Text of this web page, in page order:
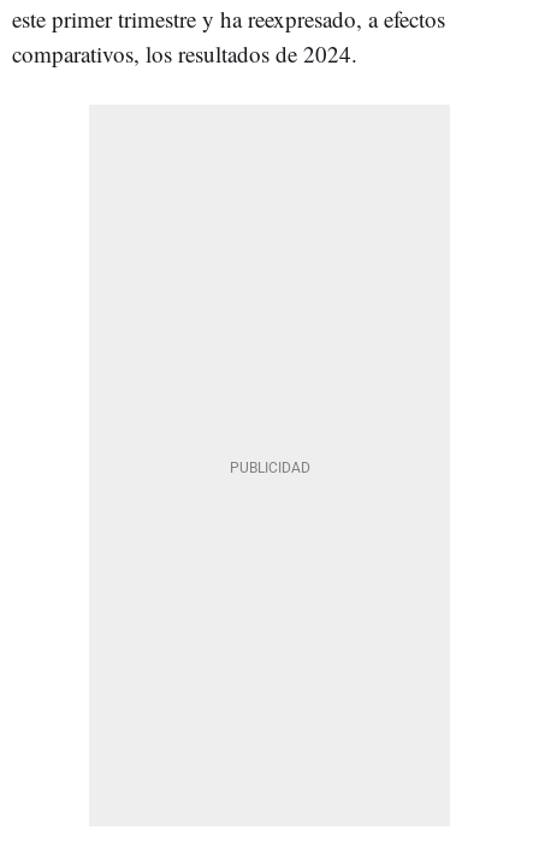
este primer trimestre y ha reexpresado, a efectos
comparativos, los resultados de 2024.